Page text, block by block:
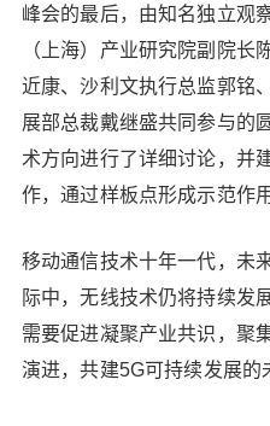
峰会的最后，由知名独立观
（上海）产业研究院副院长
近康、沙利文执行总监郭铭
展部总裁戴继盛共同参与的
术方向进行了详细讨论，并
作，通过样板点形成示范作
移动通信技术十年一代，未
际中，无线技术仍将持续发
需要促进凝聚产业共识，聚
演进，共建5G可持续发展的